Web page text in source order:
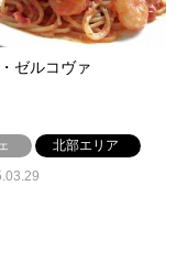
ゼルコヴァ
北部エリア